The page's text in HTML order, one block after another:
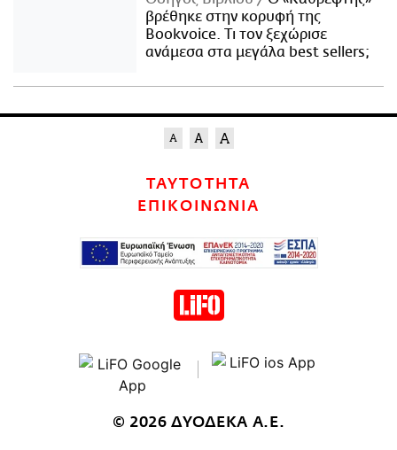
βρέθηκε στην κορυφή της
Bookvoice. Τι τον ξεχώρισε
ανάμεσα στα μεγάλα best sellers;
ΤΑΥΤΟΤΗΤΑ
ΕΠΙΚΟΙΝΩΝΙΑ
© 2026 ΔΥΟΔΕΚΑ Α.Ε.